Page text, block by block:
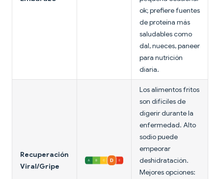
ok; prefiere fuentes
de proteína más
saludables como
dal, nueces, paneer
para nutrición
diaria.
Recuperación
Viral/Gripe
Los alimentos fritos
son difíciles de
digerir durante la
enfermedad. Alto
sodio puede
empeorar
deshidratación.
Mejores opciones: